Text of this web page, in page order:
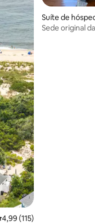
de uma avaliação média
4,99 (115)
Suíte de
ay
Sede original